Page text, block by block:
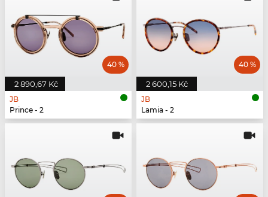
2 890,67 Kč
40 %
JB
Prince - 2
2 600,15 Kč
40 %
JB
Lamia - 2